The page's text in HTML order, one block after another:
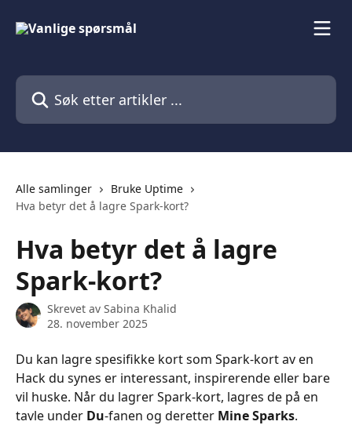
Søk etter artikler ...
Alle samlinger
Bruke Uptime
Hva betyr det å lagre Spark-kort?
Hva betyr det å lagre
Spark-kort?
Skrevet av Sabina Khalid
28. november 2025
Du kan lagre spesifikke kort som Spark-kort av en
Hack du synes er interessant, inspirerende eller bare
vil huske. Når du lagrer Spark-kort, lagres de på en
tavle under Du-fanen og deretter Mine Sparks.